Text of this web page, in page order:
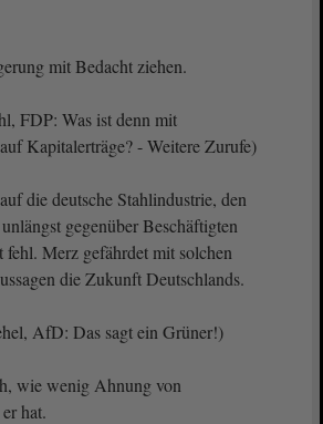
mit Bedacht ziehen.
FDP: Was ist denn mit
Kapitalerträge? - Weitere Zurufe)
die deutsche Stahlindustrie, den
gegenüber Beschäftigten
fehl. Merz gefährdet mit solchen
die Zukunft Deutschlands.
AfD: Das sagt ein Grüner!)
wie wenig Ahnung von
hat.